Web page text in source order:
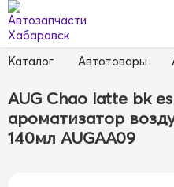
Каталог Автотовары
AUG Chao latte bk
ароматизатор
140мл AUGAA09